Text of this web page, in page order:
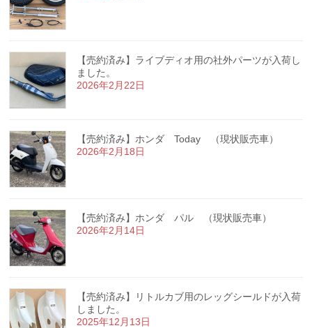
【売約済み】ライブディオ用の社外パーツが入荷し
ました。
2026年2月22日
【売約済み】ホンダ Today （現状販売車）
2026年2月18日
【売約済み】ホンダ パル （現状販売車）
2026年2月14日
【売約済み】リトルカブ用のレッグシールドが入荷
しました。
2025年12月13日